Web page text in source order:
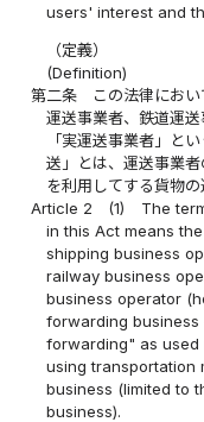
users' interest and
（定義）
(Definition)
第二条
この法律にお
運送事業者、鉄道運
「実運送事業者」と
送」とは、運送事業
を利用してする貨物の
Article 2
(1)
The
in this Act means
shipping business
railway business
business operator
forwarding
forwarding" as
using transportation
business (limited to
business).